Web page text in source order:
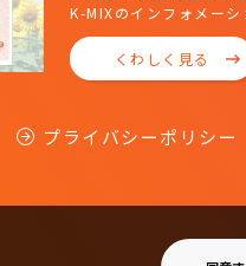
K-MIXのインフォメー
くわしく見る
プライバシーポリシー